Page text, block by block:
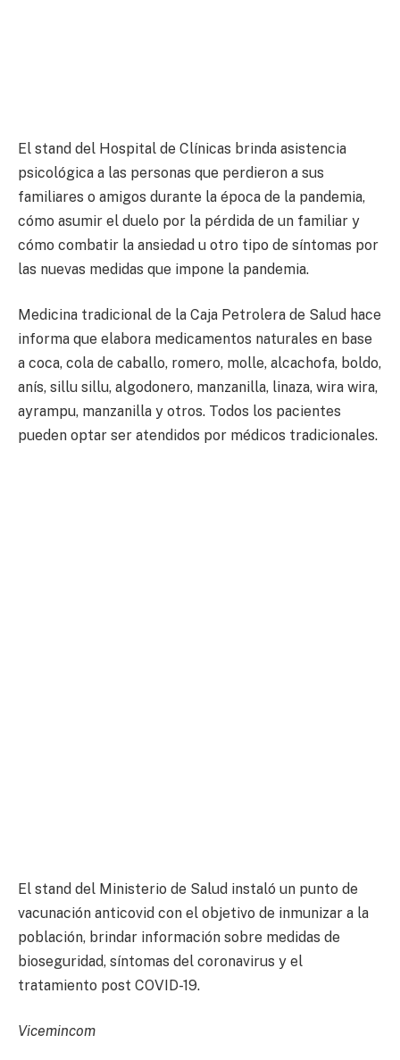
El stand del Hospital de Clínicas brinda asistencia
psicológica a las personas que perdieron a sus
familiares o amigos durante la época de la pandemia,
cómo asumir el duelo por la pérdida de un familiar y
cómo combatir la ansiedad u otro tipo de síntomas por
las nuevas medidas que impone la pandemia.
Medicina tradicional de la Caja Petrolera de Salud hace
informa que elabora medicamentos naturales en base
a coca, cola de caballo, romero, molle, alcachofa, boldo,
anís, sillu sillu, algodonero, manzanilla, linaza, wira wira,
ayrampu, manzanilla y otros. Todos los pacientes
pueden optar ser atendidos por médicos tradicionales.
El stand del Ministerio de Salud instaló un punto de
vacunación anticovid con el objetivo de inmunizar a la
población, brindar información sobre medidas de
bioseguridad, síntomas del coronavirus y el
tratamiento post COVID-19.
Vicemincom